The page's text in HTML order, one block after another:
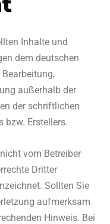
Inhalte und
dem deutschen
außerhalb der
der schriftlichen
bzw. Erstellers.
vom Betreiber
Dritter
Sollten Sie
aufmerksam
Hinweis. Bei